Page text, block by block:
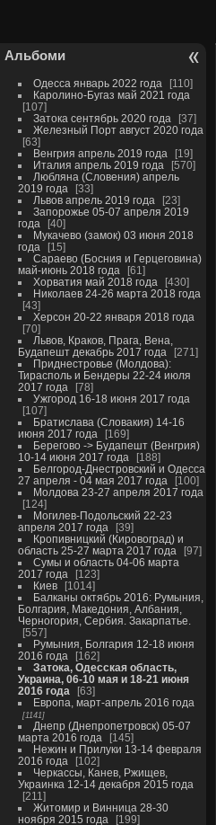
Альбоми
Одесса январь 2022 года
110
Каролино-Бугаз май 2021 года
107
Затока сентябрь 2020 года
37
Железный Порт август 2020 года
63
Венгрия апрель 2019 года
19
Италия апрель 2019 года
570
Любляна (Словения) апрель
2019 года
33
Львов апрель 2019 года
23
Запорожье 05-07 апреля 2019
года
40
Мукачево (замок) 03 июня 2018
года
15
Сараево (Босния и Герцеговина)
май-июнь 2018 года
61
Хорватия май 2018 года
430
Николаев 24-26 марта 2018 года
43
Херсон 20-22 января 2018 года
70
Львов, Краков, Прага, Вена,
Будапешт декабрь 2017 года
271
Приднестровье (Молдова):
Тирасполь и Бендеры 22-24 июля
2017 года
78
Ужгород 16-18 июня 2017 года
107
Братислава (Словакия) 14-16
июня 2017 года
169
Берегово -> Будапешт (Венгрия)
10-14 июня 2017 года
188
Белгород-Днестровский и Одесса
27 апреля - 04 мая 2017 года
100
Молдова 23-27 апреля 2017 года
124
Могилев-Подольский 22-23
апреля 2017 года
39
Кропивницкий (Кировоград) и
область 25-27 марта 2017 года
97
Сумы и область 04-06 марта
2017 года
123
Киев
1014
Балканы октябрь 2016: Румыния,
Болгария, Македония, Албания,
Черногория, Сербия. Закарпатье.
557
Румыния, Болгария 12-18 июня
2016 года
162
Затока, Одесская область,
Украина, 06-10 мая и 18-21 июня
2016 года
63
Европа, март-апрель 2016 года
1141
Днепр (Днепропетровск) 05-07
марта 2016 года
145
Нежин и Прилуки 13-14 февраля
2016 года
102
Черкассы, Канев, Ржищев,
Украинка 12-14 декабря 2015 года
211
Житомир и Винница 28-30
ноября 2015 года
199